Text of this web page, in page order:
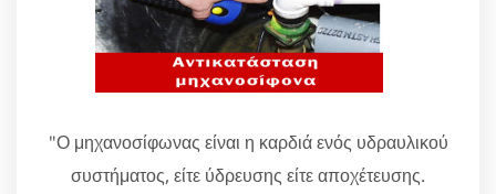
"Ο μηχανοσίφωνας είναι η καρδιά ενός υδραυλικού
συστήματος, είτε ύδρευσης είτε αποχέτευσης.